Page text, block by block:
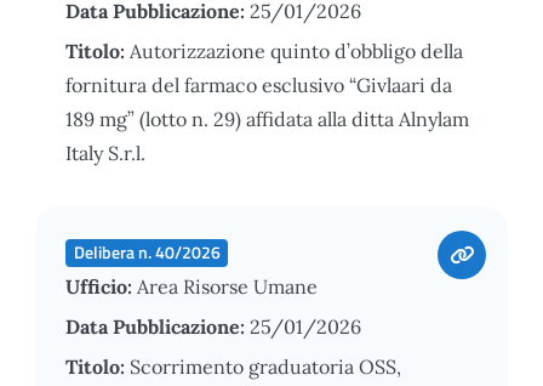
Data Pubblicazione: 25/01/2026
Titolo: Autorizzazione quinto d’obbligo della
fornitura del farmaco esclusivo “Givlaari da
189 mg” (lotto n. 29) affidata alla ditta Alnylam
Italy S.r.l.
Delibera n. 40/2026
Ufficio: Area Risorse Umane
Data Pubblicazione: 25/01/2026
Titolo: Scorrimento graduatoria OSS,